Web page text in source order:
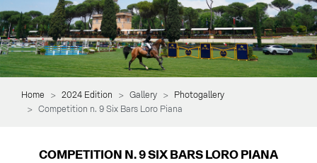
Home 2024 Edition Gallery
Photogallery
Competition n. 9 Six Bars Loro Piana
COMPETITION N. 9 SIX BARS LORO PIANA